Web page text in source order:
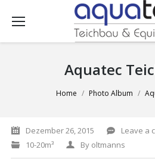
Aquatec
You are here:Home Photo Album
Dezember 26, 2015
Leave a
10-20m³
By oltmanns